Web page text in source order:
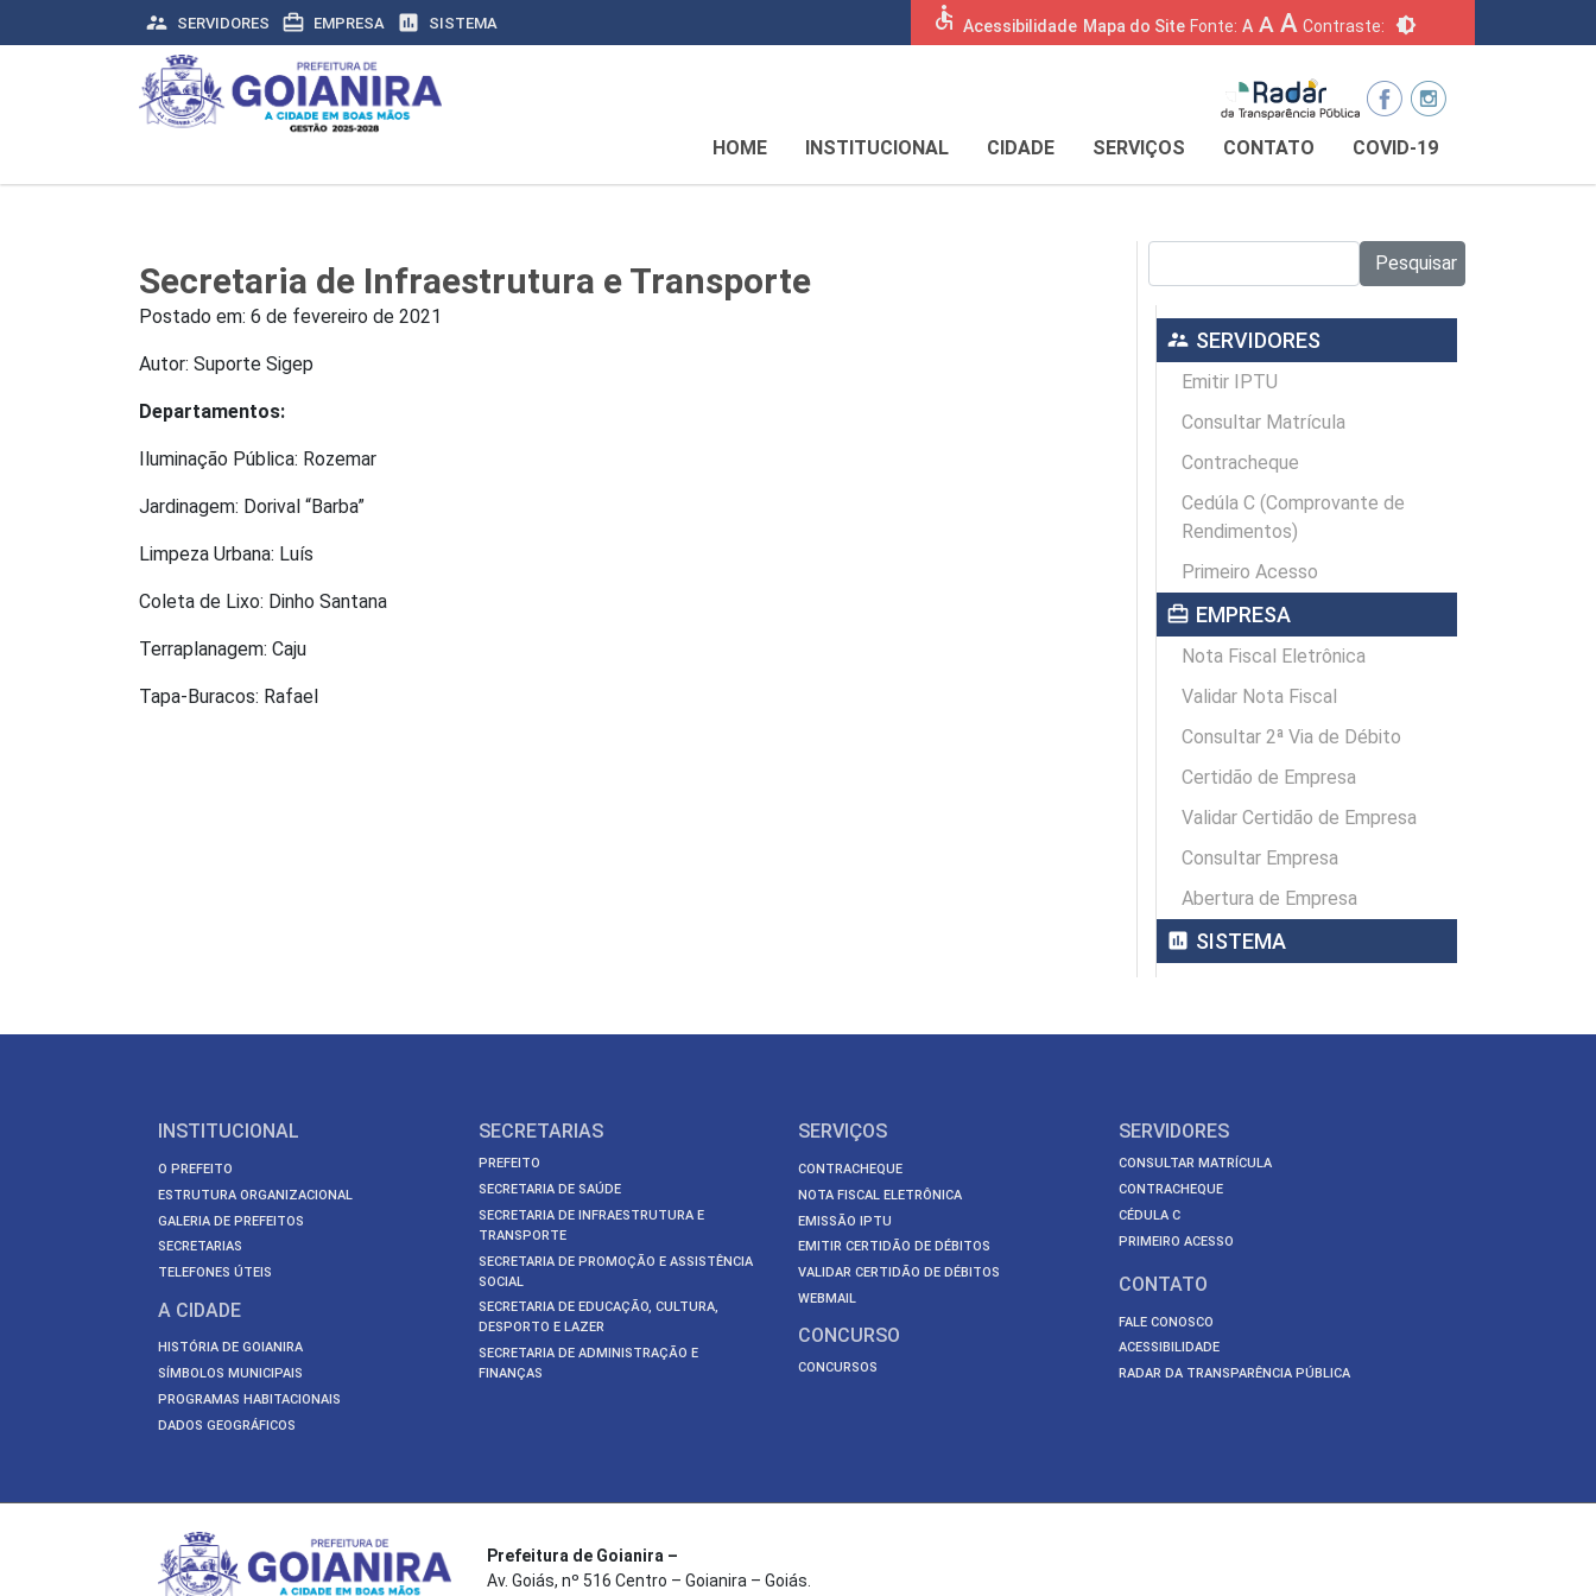
supervisor_account SERVIDORES card_travel EMPRESA assessment SISTEMA accessible Acessibilidade Mapa do Site Fonte: A A A Contraste: brightness_6
HOME INSTITUCIONAL CIDADE SERVIÇOS CONTATO COVID-19
Secretaria de Infraestrutura e Transporte
Postado em: 6 de fevereiro de 2021
Autor: Suporte Sigep
Departamentos:
Iluminação Pública: Rozemar
Jardinagem: Dorival “Barba”
Limpeza Urbana: Luís
Coleta de Lixo: Dinho Santana
Terraplanagem: Caju
Tapa-Buracos: Rafael
Pesquisar
supervisor_account SERVIDORES
Emitir IPTU
Consultar Matrícula
Contracheque
Cedúla C (Comprovante de
Rendimentos)
Primeiro Acesso
card_travel EMPRESA
Nota Fiscal Eletrônica
Validar Nota Fiscal
Consultar 2ª Via de Débito
Certidão de Empresa
Validar Certidão de Empresa
Consultar Empresa
Abertura de Empresa
assessment SISTEMA
INSTITUCIONAL
O PREFEITO
ESTRUTURA ORGANIZACIONAL
GALERIA DE PREFEITOS
SECRETARIAS
TELEFONES ÚTEIS
A CIDADE
HISTÓRIA DE GOIANIRA
SÍMBOLOS MUNICIPAIS
PROGRAMAS HABITACIONAIS
DADOS GEOGRÁFICOS
SECRETARIAS
PREFEITO
SECRETARIA DE SAÚDE
SECRETARIA DE INFRAESTRUTURA E
TRANSPORTE
SECRETARIA DE PROMOÇÃO E ASSISTÊNCIA
SOCIAL
SECRETARIA DE EDUCAÇÃO, CULTURA,
DESPORTO E LAZER
SECRETARIA DE ADMINISTRAÇÃO E
FINANÇAS
SERVIÇOS
CONTRACHEQUE
NOTA FISCAL ELETRÔNICA
EMISSÃO IPTU
EMITIR CERTIDÃO DE DÉBITOS
VALIDAR CERTIDÃO DE DÉBITOS
WEBMAIL
CONCURSO
CONCURSOS
SERVIDORES
CONSULTAR MATRÍCULA
CONTRACHEQUE
CÉDULA C
PRIMEIRO ACESSO
CONTATO
FALE CONOSCO
ACESSIBILIDADE
RADAR DA TRANSPARÊNCIA PÚBLICA
Prefeitura de Goianira –
Av. Goiás, nº 516 Centro – Goianira – Goiás.